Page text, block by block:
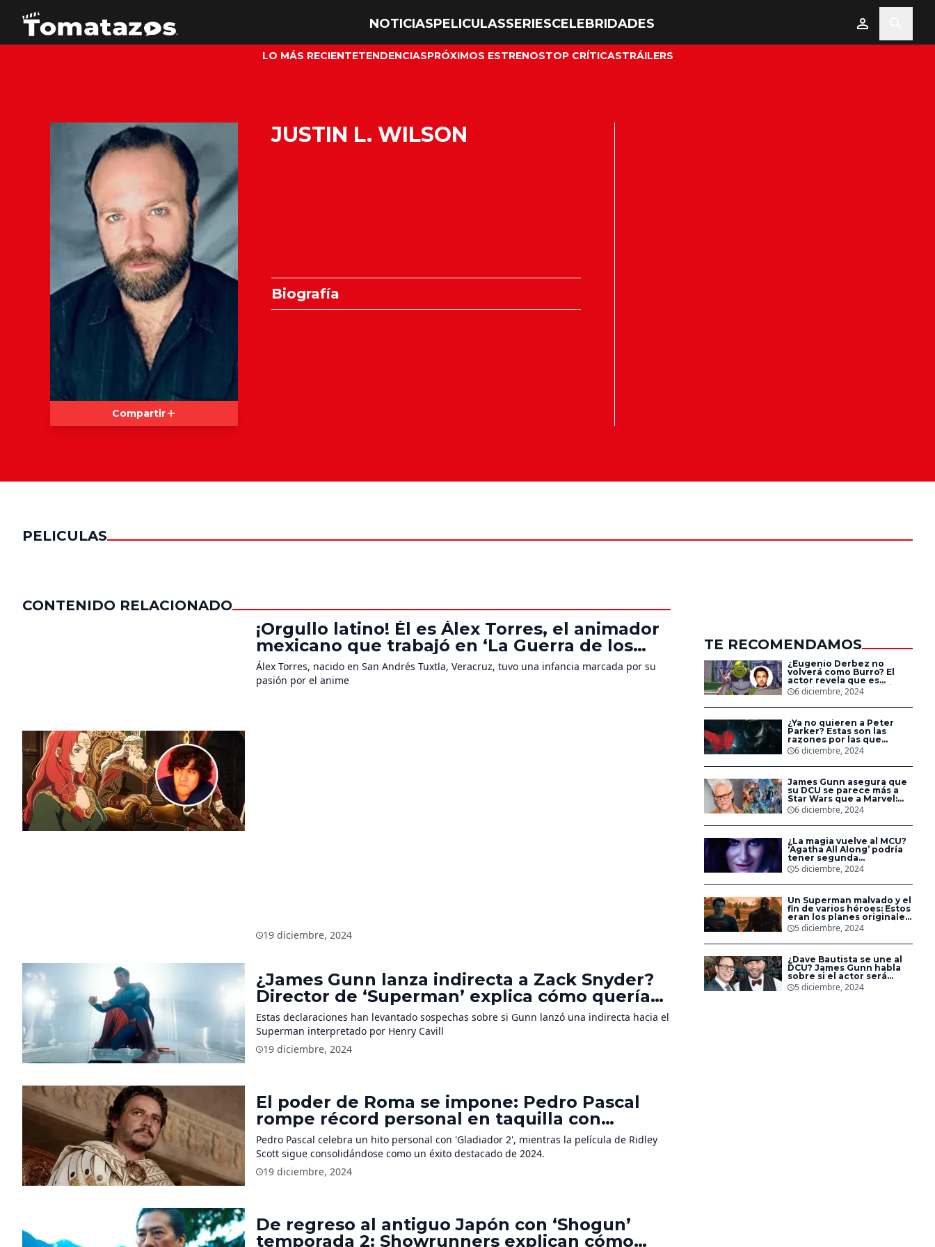
NOTICIASPELICULASSERIESCELEBRIDADES
LO MÁS RECIENTETENDENCIASPRÓXIMOS ESTRENOSTOP CRÍTICASTRÁILERS
Compartir
JUSTIN L. WILSON
Biografía
PELICULAS
CONTENIDO RELACIONADO
¡Orgullo latino! Él es Álex Torres, el animador
mexicano que trabajó en ‘La Guerra de los
Rohirrim,’ ‘Jujutsu Kaisen’ y ‘One Piece’
Álex Torres, nacido en San Andrés Tuxtla, Veracruz, tuvo una infancia marcada por su
pasión por el anime
19 diciembre, 2024
¿James Gunn lanza indirecta a Zack Snyder?
Director de ‘Superman’ explica cómo quería
que luciera el nuevo traje del superhéroe
Estas declaraciones han levantado sospechas sobre si Gunn lanzó una indirecta hacia el
Superman interpretado por Henry Cavill
19 diciembre, 2024
El poder de Roma se impone: Pedro Pascal
rompe récord personal en taquilla con
‘Gladiador 2’
Pedro Pascal celebra un hito personal con 'Gladiador 2', mientras la película de Ridley
Scott sigue consolidándose como un éxito destacado de 2024.
19 diciembre, 2024
De regreso al antiguo Japón con ‘Shogun’
temporada 2: Showrunners explican cómo
TE RECOMENDAMOS
¿Eugenio Derbez no
volverá como Burro? El
actor revela que es
posible que no participe
en ‘Shrek 5’
6 diciembre, 2024
¿Ya no quieren a Peter
Parker? Estas son las
razones por las que
Spider-Man no aparece
en las nuevas películas de
Sony
6 diciembre, 2024
James Gunn asegura que
su DCU se parece más a
Star Wars que a Marvel:
‘Estamos creando un
universo’
6 diciembre, 2024
¿La magia vuelve al MCU?
‘Agatha All Along’ podría
tener segunda
temporada en Disney+
5 diciembre, 2024
Un Superman malvado y el
fin de varios héroes: Estos
eran los planes originales
de ‘La Liga de la Justicia’
de Zack Snyder en DC
5 diciembre, 2024
¿Dave Bautista se une al
DCU? James Gunn habla
sobre si el actor será
Bane en el universo de DC
Studios
5 diciembre, 2024